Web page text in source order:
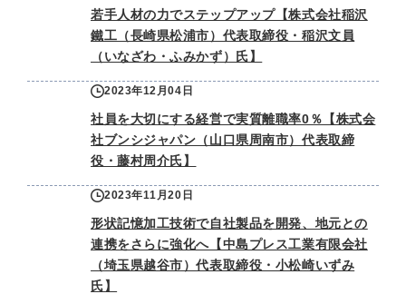
若手人材の力でステップアップ【株式会社稲沢
鐵工（長崎県松浦市）代表取締役・稲沢文員
（いなざわ・ふみかず）氏】
2023年12月04日
社員を大切にする経営で実質離職率0％【株式会
社ブンシジャパン（山口県周南市）代表取締
役・藤村周介氏】
2023年11月20日
形状記憶加工技術で自社製品を開発、地元との
連携をさらに強化へ【中島プレス工業有限会社
（埼玉県越谷市）代表取締役・小松崎いずみ
氏】